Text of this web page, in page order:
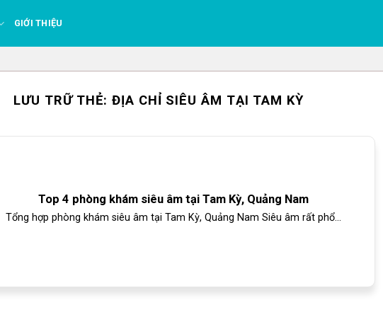
GIỚI THIỆU
LƯU TRỮ THẺ:ĐỊA CHỈ SIÊU ÂM TẠI TAM KỲ
Top 4 phòng khám siêu âm tại Tam Kỳ, Quảng Nam
Tổng hợp phòng khám siêu âm tại Tam Kỳ, Quảng Nam Siêu âm rất phổ...